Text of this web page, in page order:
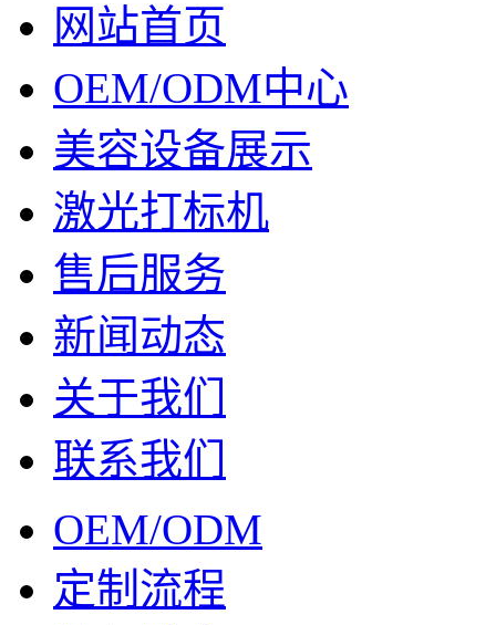
网站首页
OEM/ODM中心
美容设备展示
激光打标机
售后服务
新闻动态
关于我们
联系我们
OEM/ODM
定制流程